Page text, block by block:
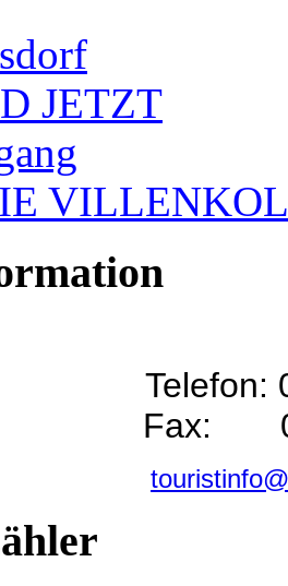
JETZT
Telefon:
Fax: